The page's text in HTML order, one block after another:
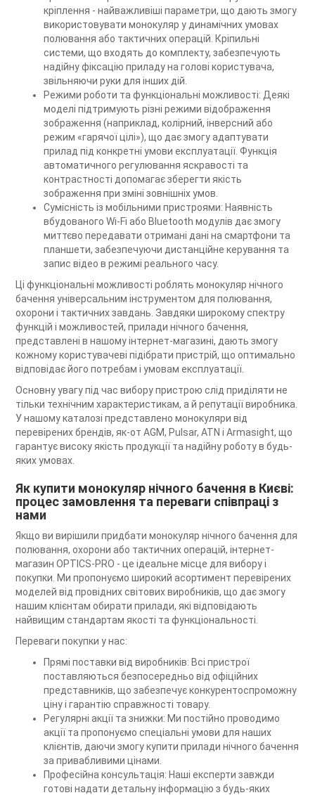
кріплення - найважливіші параметри, що дають змогу
використовувати монокуляр у динамічних умовах
полювання або тактичних операцій. Кріпильні
системи, що входять до комплекту, забезпечують
надійну фіксацію приладу на голові користувача,
звільняючи руки для інших дій.
Режими роботи та функціональні можливості: Деякі
моделі підтримують різні режими відображення
зображення (наприклад, колірний, інверсний або
режим «гарячої цілі»), що дає змогу адаптувати
прилад під конкретні умови експлуатації. Функція
автоматичного регулювання яскравості та
контрастності допомагає зберегти якість
зображення при зміні зовнішніх умов.
Сумісність із мобільними пристроями: Наявність
вбудованого Wi-Fi або Bluetooth модулів дає змогу
миттєво передавати отримані дані на смартфони та
планшети, забезпечуючи дистанційне керування та
запис відео в режимі реального часу.
Ці функціональні можливості роблять монокуляр нічного
бачення універсальним інструментом для полювання,
охорони і тактичних завдань. Завдяки широкому спектру
функцій і можливостей, прилади нічного бачення,
представлені в нашому інтернет-магазині, дають змогу
кожному користувачеві підібрати пристрій, що оптимально
відповідає його потребам і умовам експлуатації.
Основну увагу під час вибору пристрою слід приділяти не
тільки технічним характеристикам, а й репутації виробника.
У нашому каталозі представлено монокуляри від
перевірених брендів, як-от AGM, Pulsar, ATN і Armasight, що
гарантує високу якість продукції та надійну роботу в будь-
яких умовах.
Як купити монокуляр нічного бачення в Києві:
процес замовлення та переваги співпраці з
нами
Якщо ви вирішили придбати монокуляр нічного бачення для
полювання, охорони або тактичних операцій, інтернет-
магазин OPTICS-PRO - це ідеальне місце для вибору і
покупки. Ми пропонуємо широкий асортимент перевірених
моделей від провідних світових виробників, що дає змогу
нашим клієнтам обирати прилади, які відповідають
найвищим стандартам якості та функціональності.
Переваги покупки у нас:
Прямі поставки від виробників: Всі пристрої
поставляються безпосередньо від офіційних
представників, що забезпечує конкурентоспроможну
ціну і гарантію справжності товару.
Регулярні акції та знижки: Ми постійно проводимо
акції та пропонуємо спеціальні умови для наших
клієнтів, даючи змогу купити прилади нічного бачення
за привабливими цінами.
Професійна консультація: Наші експерти завжди
готові надати детальну інформацію з будь-яких